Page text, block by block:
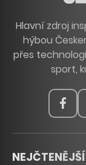
Hlavní zdroj
hýbou
přes
sport,